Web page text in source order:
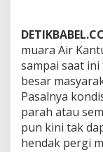
muara Air
sampai saat
besar
Pasalnya
parah atau
pun kini tak
hendak pergi